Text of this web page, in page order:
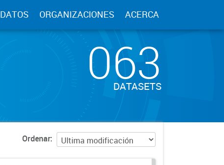
DATOS ORGANIZACIONES ACERCA
063
DATASETS
Ordenar